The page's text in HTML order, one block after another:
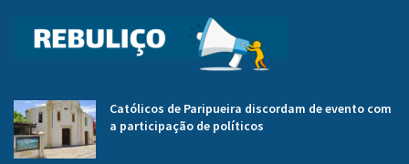
Católicos de Paripueira discordam de evento com
a participação de políticos